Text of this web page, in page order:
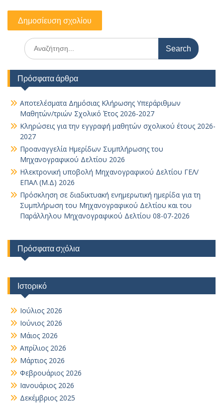
Search
for:
Πρόσφατα άρθρα
Αποτελέσματα Δημόσιας Κλήρωσης Υπεράριθμων
Μαθητών/τριών Σχολικό Έτος 2026-2027
Κληρώσεις για την εγγραφή μαθητών σχολικού έτους 2026-
2027
Προαναγγελία Ημερίδων Συμπλήρωσης του
Μηχανογραφικού Δελτίου 2026
Ηλεκτρονική υποβολή Μηχανογραφικού Δελτίου ΓΕΛ/
ΕΠΑΛ (Μ.Δ) 2026
Πρόσκληση σε διαδικτυακή ενημερωτική ημερίδα για τη
Συμπλήρωση του Μηχανογραφικού Δελτίου και του
Παράλληλου Μηχανογραφικού Δελτίου 08-07-2026
Πρόσφατα σχόλια
Ιστορικό
Ιούλιος 2026
Ιούνιος 2026
Μάιος 2026
Απρίλιος 2026
Μάρτιος 2026
Φεβρουάριος 2026
Ιανουάριος 2026
Δεκέμβριος 2025